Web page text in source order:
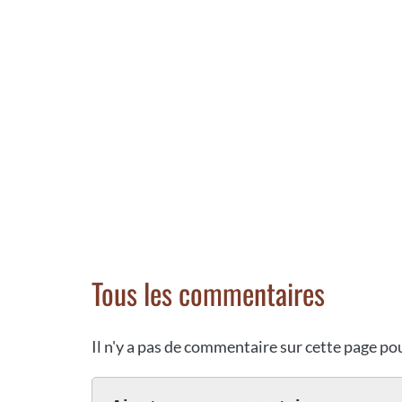
Tous les commentaires
Il n'y a pas de commentaire sur cette page